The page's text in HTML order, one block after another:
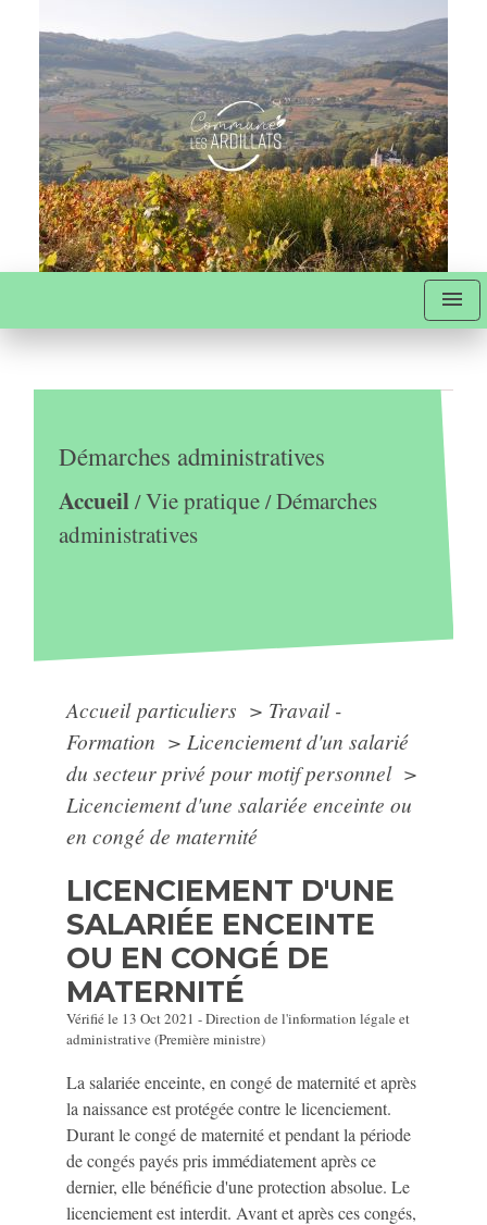
menu
Démarches administratives
Accueil/Vie pratique/Démarches
administratives
Accueil particuliers > Travail -
Formation > Licenciement d'un salarié
du secteur privé pour motif personnel >
Licenciement d'une salariée enceinte ou
en congé de maternité
LICENCIEMENT D'UNE
SALARIÉE ENCEINTE
OU EN CONGÉ DE
MATERNITÉ
Vérifié le 13 Oct 2021 - Direction de l'information légale et
administrative (Première ministre)
La salariée enceinte, en congé de maternité et après
la naissance est protégée contre le licenciement.
Durant le congé de maternité et pendant la période
de congés payés pris immédiatement après ce
dernier, elle bénéficie d'une protection absolue. Le
licenciement est interdit. Avant et après ces congés,